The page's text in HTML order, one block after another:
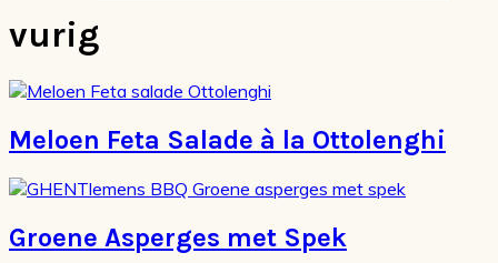
vurig
Meloen Feta Salade à la Ottolenghi
Groene Asperges met Spek